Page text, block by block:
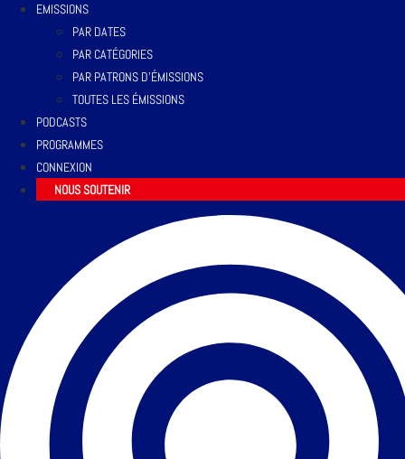
EMISSIONS
PAR DATES
PAR CATÉGORIES
PAR PATRONS D’ÉMISSIONS
TOUTES LES ÉMISSIONS
PODCASTS
PROGRAMMES
CONNEXION
NOUS SOUTENIR